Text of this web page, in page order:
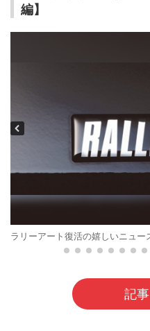
編】
ラリーアート復活の嬉しいニュ
記